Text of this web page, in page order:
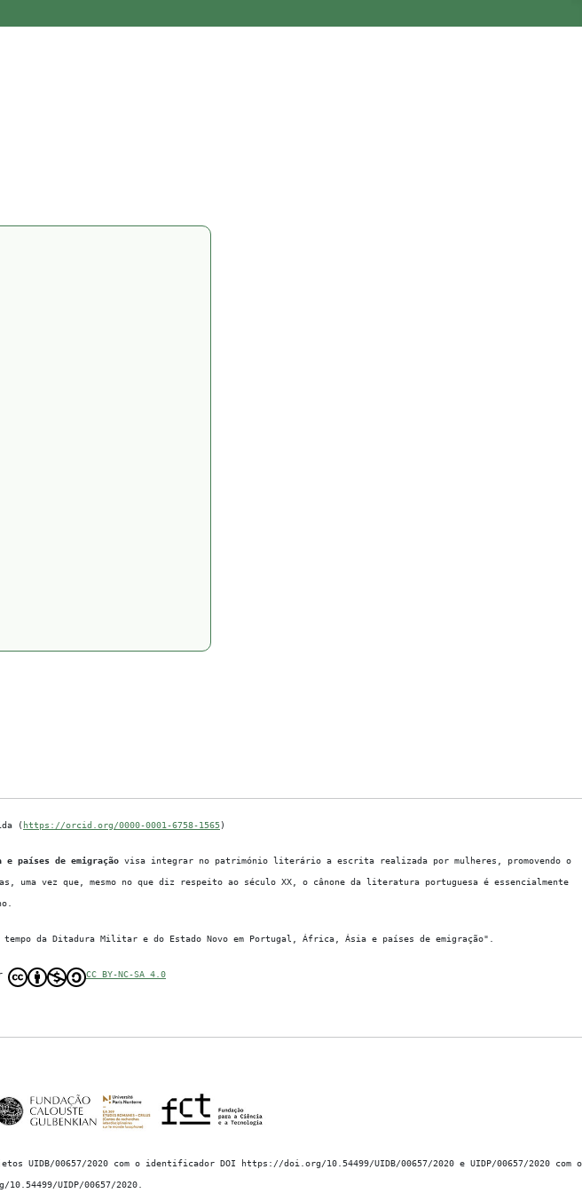
( https://orcid.org/0000-0001-6758-1565)
países de emigração visa integrar no património literário a escrita realizada por mulheres, promovendo o
uma vez que, mesmo no que diz respeito ao século XX, o cânone da literatura portuguesa é essencialmente
da Ditadura Militar e do Estado Novo em Portugal, África, Ásia e países de emigração".
CC BY-NC-SA 4.0
UIDB/00657/2020 com o identificador DOI https://doi.org/10.54499/UIDB/00657/2020 e UIDP/00657/2020 com o
UIDP/00657/2020.